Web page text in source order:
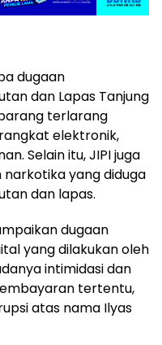
dugaan
dan Lapas Tanjung
terlarang
elektronik,
Selain itu, JIPI juga
yang diduga
dan lapas.
dugaan
yang dilakukan oleh
intimidasi dan
tertentu,
atas nama Ilyas